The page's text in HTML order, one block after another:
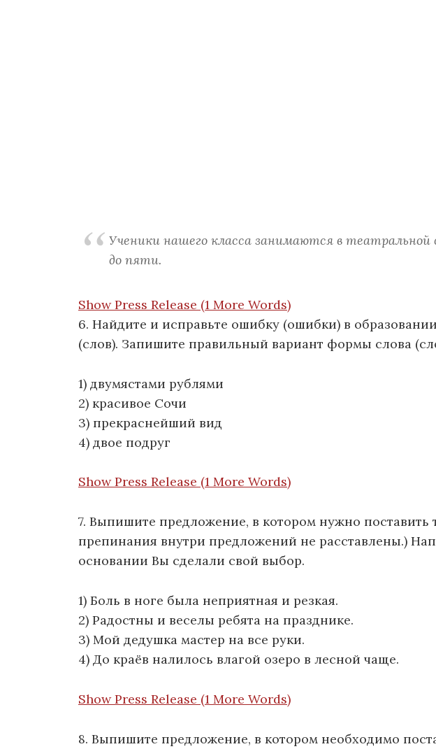
Ученики нашего класса занимаются в театральной
до пяти.
Show Press Release (1 More Words)
6. Найдите и исправьте ошибку (ошибки) в
(слов). Запишите правильный вариант формы слова
1) двумястами рублями
2) красивое Сочи
3) прекраснейший вид
4) двое подруг
Show Press Release (1 More Words)
7. Выпишите предложение, в котором нужно поставить
препинания внутри предложений не расставлены.)
основании Вы сделали свой выбор.
1) Боль в ноге была неприятная и резкая.
2) Радостны и веселы ребята на празднике.
3) Мой дедушка мастер на все руки.
4) До краёв налилось влагой озеро в лесной чаще.
Show Press Release (1 More Words)
8. Выпишите предложение, в котором необходимо